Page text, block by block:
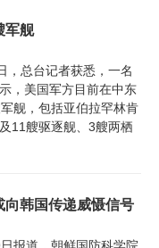
军舰
，总台记者获悉，一名
，美国军方目前在中东
舰，包括亚伯拉罕林肯
11艘驱逐舰、3艘两栖
向韩国传递威慑信号
报道，朝鲜国防科学院